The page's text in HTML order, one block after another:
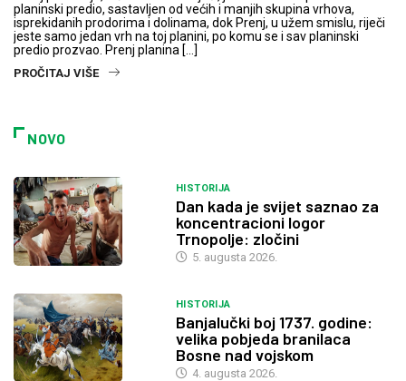
planinski predio, sastavljen od većih i manjih skupina vrhova,
isprekidanih prodorima i dolinama, dok Prenj, u užem smislu, riječi
jeste samo jedan vrh na toj planini, po komu se i sav planinski
predio prozvao. Prenj planina […]
PROČITAJ VIŠE
NOVO
HISTORIJA
Dan kada je svijet saznao za
koncentracioni logor
Trnopolje: zločini
5. augusta 2026.
HISTORIJA
Banjalučki boj 1737. godine:
velika pobjeda branilaca
Bosne nad vojskom
4. augusta 2026.